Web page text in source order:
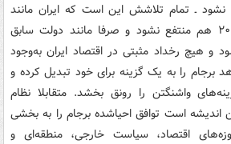
ـ تمام تلاشش این است که ایران مانند
برجام ۲۰۱۵، از برجام ۲۰۲۲ هم منتفع نشود و صرفا مانند دولت سابق
و هیچ رخداد مثبتی در اقتصاد ایران به‌وجود
برجام را به یک گزینه برای خود تبدیل کرده و
واشنگتن را رونق بخشد. متقابلا نظام
اندیشه است توافق احیاشده برجام را به بخشی
اقتصاد، سیاست خارجی، منطقه‌ای و